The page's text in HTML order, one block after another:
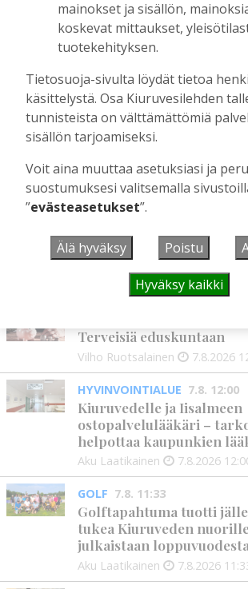
Perinteiset Eloajelut
viikolla – luvassa on
ohjelmaa
Aku Laatikainen 29.7.2026
Äiti ja tytär kirjoittavat
siirtolaisuudesta –
Kiuruveden Ruutanalta
Tilaajille
Aku Laatikainen
Terveisiä eduskuntaan
Vilho Ruotsalainen 7.8.2026
HYVINVOINTIALUE 7.8. 12:00
Kiuruvedelle ja Iisalmeen
ostopalvelulääkäri –
helpottaa kaupunkien
Aku Laatikainen 7.8.2026
GOLF 7.8. 11:33
Golftapahtuma tuotti
tukea Kiuruveden
julkaistaan loppuvuodesta
Aku Laatikainen 7.8.2026
mainokset ja sisällön,
koskevat mittaukset,
tuotekehityksen.
Tietosuoja-sivulta löydät tietoa
käsittelystä. Osa Kiuruvesilehden
tunnisteista on välttämättömiä
sisällön tarjoamiseksi.
Voit aina muuttaa asetuksiasi ja
suostumuksesi valitsemalla
”evästeasetukset”.
Älä hyväksy Poistu
Hyväksy kaikki